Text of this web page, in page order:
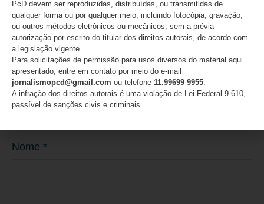
Nome *
PcD devem ser reproduzidas, distribuídas, ou transmitidas de
qualquer forma ou por qualquer meio, incluindo fotocópia, gravação,
ou outros métodos eletrônicos ou mecânicos, sem a prévia
autorização por escrito do titular dos direitos autorais, de acordo com
a legislação vigente.
Para solicitações de permissão para usos diversos do material aqui
apresentado, entre em contato por meio do e-mail
jornalismopcd@gmail.com ou telefone 11.99699 9955
A infração dos direitos autorais é uma violação de Lei Federal 9.610,
passível de sanções civis e criminais.